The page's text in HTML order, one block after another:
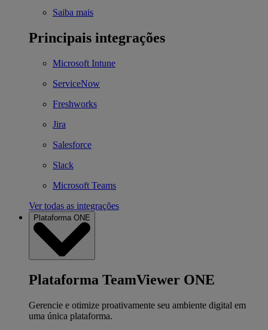
Saiba mais
Principais integrações
Microsoft Intune
ServiceNow
Freshworks
Jira
Salesforce
Slack
Microsoft Teams
Ver todas as integrações
Plataforma ONE
Plataforma TeamViewer ONE
Gerencie e otimize proativamente seu ambiente digital em
uma única plataforma.